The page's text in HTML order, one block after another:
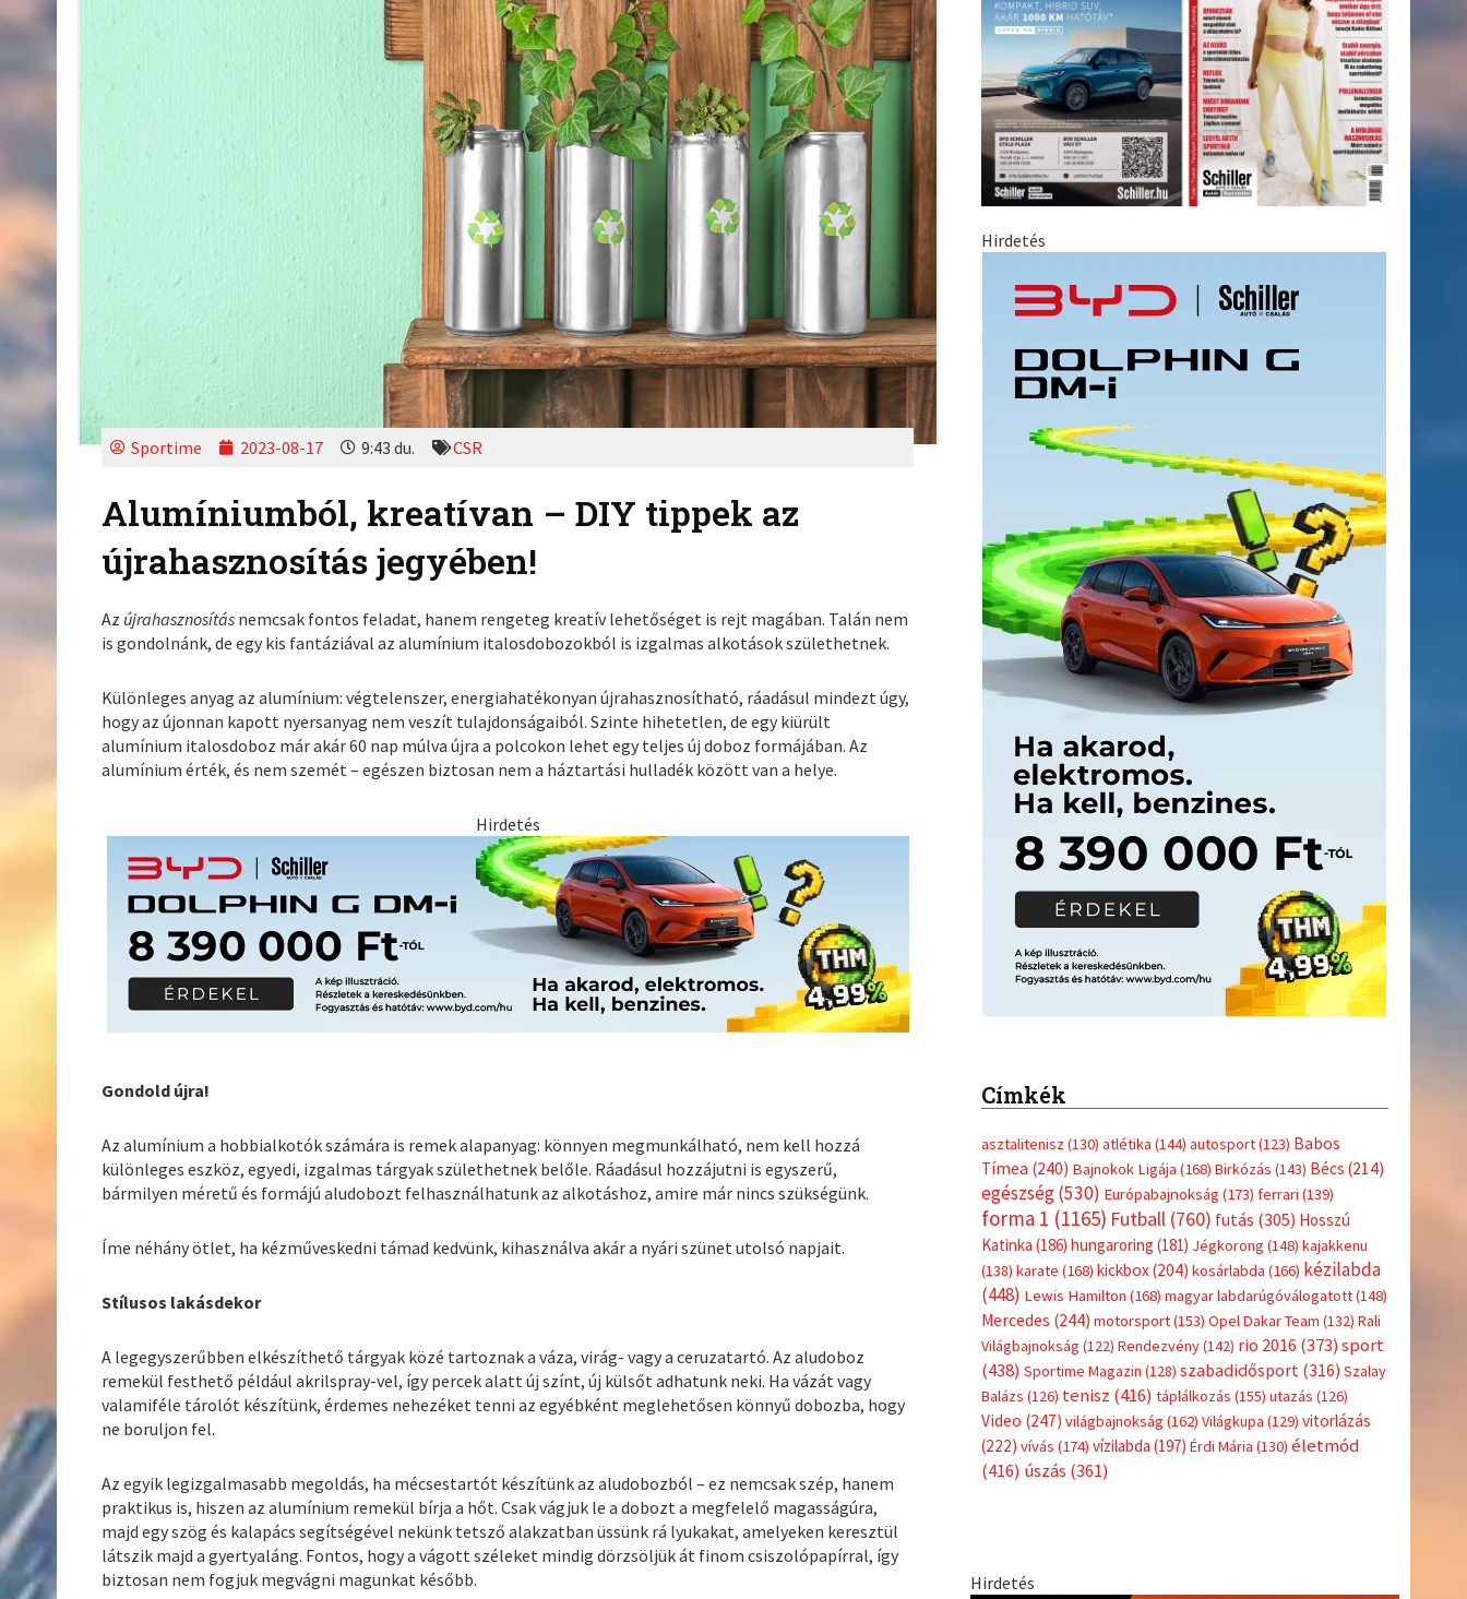
Sportime 2023-08-17 9:43 du. CSR
Alumíniumból, kreatívan – DIY tippek az
újrahasznosítás jegyében!
Az újrahasznosítás nemcsak fontos feladat, hanem rengeteg kreatív lehetőséget is rejt magában. Talán nem
is gondolnánk, de egy kis fantáziával az alumínium italosdobozokból is izgalmas alkotások születhetnek.
Különleges anyag az alumínium: végtelenszer, energiahatékonyan újrahasznosítható, ráadásul mindezt úgy,
hogy az újonnan kapott nyersanyag nem veszít tulajdonságaiból. Szinte hihetetlen, de egy kiürült
alumínium italosdoboz már akár 60 nap múlva újra a polcokon lehet egy teljes új doboz formájában. Az
alumínium érték, és nem szemét – egészen biztosan nem a háztartási hulladék között van a helye.
Hirdetés
Gondold újra!
Az alumínium a hobbialkotók számára is remek alapanyag: könnyen megmunkálható, nem kell hozzá
különleges eszköz, egyedi, izgalmas tárgyak születhetnek belőle. Ráadásul hozzájutni is egyszerű,
bármilyen méretű és formájú aludobozt felhasználhatunk az alkotáshoz, amire már nincs szükségünk.
Íme néhány ötlet, ha kézműveskedni támad kedvünk, kihasználva akár a nyári szünet utolsó napjait.
Stílusos lakásdekor
A legegyszerűbben elkészíthető tárgyak közé tartoznak a váza, virág- vagy a ceruzatartó. Az aludoboz
remekül festhető például akrilspray-vel, így percek alatt új színt, új külsőt adhatunk neki. Ha vázát vagy
valamiféle tárolót készítünk, érdemes nehezéket tenni az egyébként meglehetősen könnyű dobozba, hogy
ne boruljon fel.
Az egyik legizgalmasabb megoldás, ha mécsestartót készítünk az aludobozból – ez nemcsak szép, hanem
praktikus is, hiszen az alumínium remekül bírja a hőt. Csak vágjuk le a dobozt a megfelelő magasságúra,
majd egy szög és kalapács segítségével nekünk tetsző alakzatban üssünk rá lyukakat, amelyeken keresztül
látszik majd a gyertyaláng. Fontos, hogy a vágott széleket mindig dörzsöljük át finom csiszolópapírral, így
biztosan nem fogjuk megvágni magunkat később.
Hirdetés
Címkék
asztalitenisz (130) atlétika (144) autosport(123) Babos
Tímea (240) Bajnokok Ligája (168) Birkózás (143) Bécs (214)
egészség(530) Európabajnokság (173) ferrari (139)
forma 1 (1165) Futball(760) futás (305) Hosszú
Katinka (186) hungaroring (181) Jégkorong (148) kajakkenu
(138) karate (168) kickbox(204) kosárlabda (166) kézilabda
(448) Lewis Hamilton (168) magyar labdarúgóválogatott(148)
Mercedes (244) motorsport(153) Opel Dakar Team (132) Rali
Világbajnokság (122) Rendezvény(142) rio 2016 (373) sport
(438) Sportime Magazin (128) szabadidősport (316) Szalay
Balázs (126) tenisz (416) táplálkozás (155) utazás (126)
Video (247) világbajnokság (162) Világkupa (129) vitorlázás
(222) vívás (174) vízilabda (197) Érdi Mária (130) életmód
(416) úszás (361)
Hirdetés